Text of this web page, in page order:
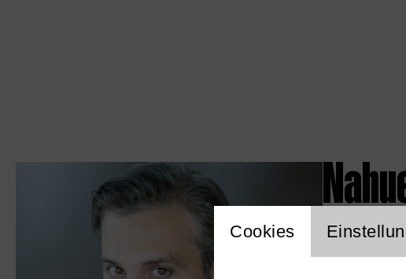
Einstellung
Cookies